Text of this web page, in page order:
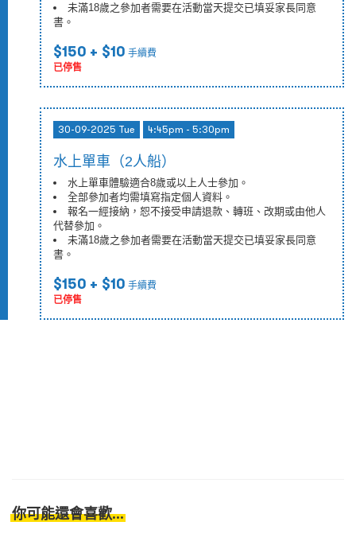
未滿18歲之參加者需要在活動當天提交已填妥家長同意
書。
$150 + $10 手續費
已停售
30-09-2025 Tue 4:45pm - 5:30pm
水上單車（2人船）
水上單車體驗適合8歲或以上人士參加。
全部參加者均需填寫指定個人資料。
報名一經接納，恕不接受申請退款、轉班、改期或由他人
代替參加。
未滿18歲之參加者需要在活動當天提交已填妥家長同意
書。
$150 + $10 手續費
已停售
你可能還會喜歡...